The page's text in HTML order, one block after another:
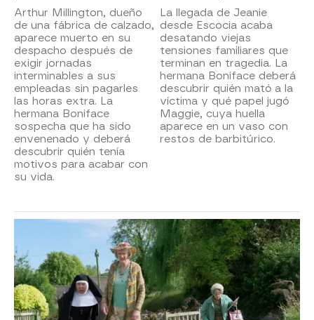
Arthur Millington, dueño
de una fábrica de calzado,
aparece muerto en su
despacho después de
exigir jornadas
interminables a sus
empleadas sin pagarles
las horas extra. La
hermana Boniface
sospecha que ha sido
envenenado y deberá
descubrir quién tenía
motivos para acabar con
su vida.
La llegada de Jeanie
desde Escocia acaba
desatando viejas
tensiones familiares que
terminan en tragedia. La
hermana Boniface deberá
descubrir quién mató a la
víctima y qué papel jugó
Maggie, cuya huella
aparece en un vaso con
restos de barbitúrico.